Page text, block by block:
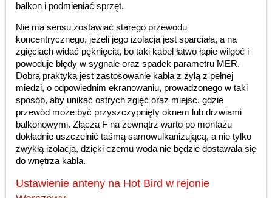
balkon i podmieniać sprzęt.
Nie ma sensu zostawiać starego przewodu
koncentrycznego, jeżeli jego izolacja jest sparciała, a na
zgięciach widać pęknięcia, bo taki kabel łatwo łapie wilgoć i
powoduje błędy w sygnale oraz spadek parametru MER.
Dobrą praktyką jest zastosowanie kabla z żyłą z pełnej
miedzi, o odpowiednim ekranowaniu, prowadzonego w taki
sposób, aby unikać ostrych zgięć oraz miejsc, gdzie
przewód może być przyszczypnięty oknem lub drzwiami
balkonowymi. Złącza F na zewnątrz warto po montażu
dokładnie uszczelnić taśmą samowulkanizującą, a nie tylko
zwykłą izolacją, dzięki czemu woda nie będzie dostawała się
do wnętrza kabla.
Ustawienie anteny na Hot Bird w rejonie